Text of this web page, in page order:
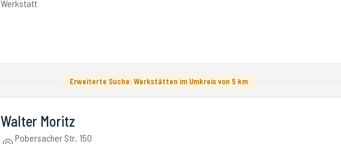
Werkstatt
Erweiterte Suche: Werkstätten im Umkreis von 5 km
Walter Moritz
Pobersacher Str. 150